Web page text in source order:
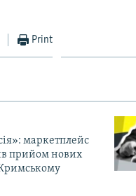
Print
маркетплейс
прийом нових